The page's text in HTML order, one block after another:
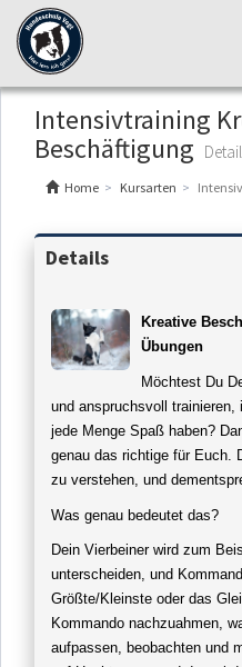
Intensivtraining
Beschäftigung
Home Kursarten
Details
Kreative
Übungen
Möchtest Du
und anspruchsvoll trainieren,
jede Menge Spaß haben?
genau das richtige für Euch.
zu verstehen , und
Was genau bedeutet das?
Dein Vierbeiner wird zum
unterscheiden, und
Größte/Kleinste oder das
Kommando nachzuahmen,
aufpassen, beobachten und